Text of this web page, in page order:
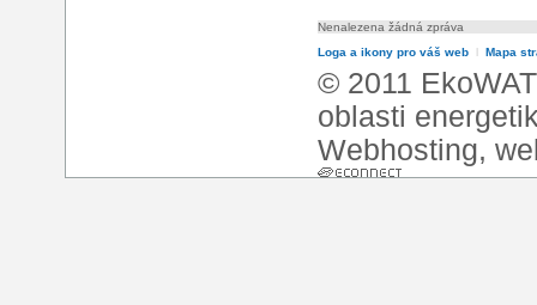
Nenalezena žádná zpráva
Loga a ikony pro váš web l Mapa
© 2011
oblasti
Webhosting,